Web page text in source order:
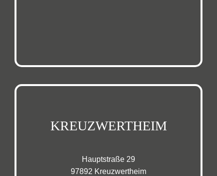
KREUZWERTHEIM
Hauptstraße 29
97892 Kreuzwertheim